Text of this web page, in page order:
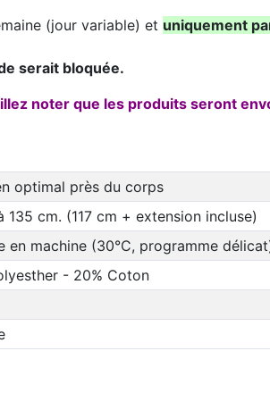
(jour variable) et uniquement
serait bloquée.
noter que les produits seront
optimal près du corps
135 cm. (117 cm + extension incluse)
en machine (30°C, programme
- 20% Coton